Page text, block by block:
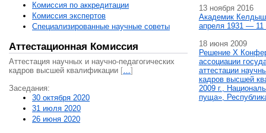
Комиссия по аккредитации
Комиссия экспертов
Специализированные научные советы
Аттестационная Комиссия
Аттестация научных и научно-педагогических
кадров высшей квалификации […]
Заседания:
30 октября 2020
31 июля 2020
26 июня 2020
13 ноября 2016
Академик
апреля 1931 — 11
18 июня 2009
Решение X
ассоциации
аттестации
кадров высшей
2009 г.,
пуща»,